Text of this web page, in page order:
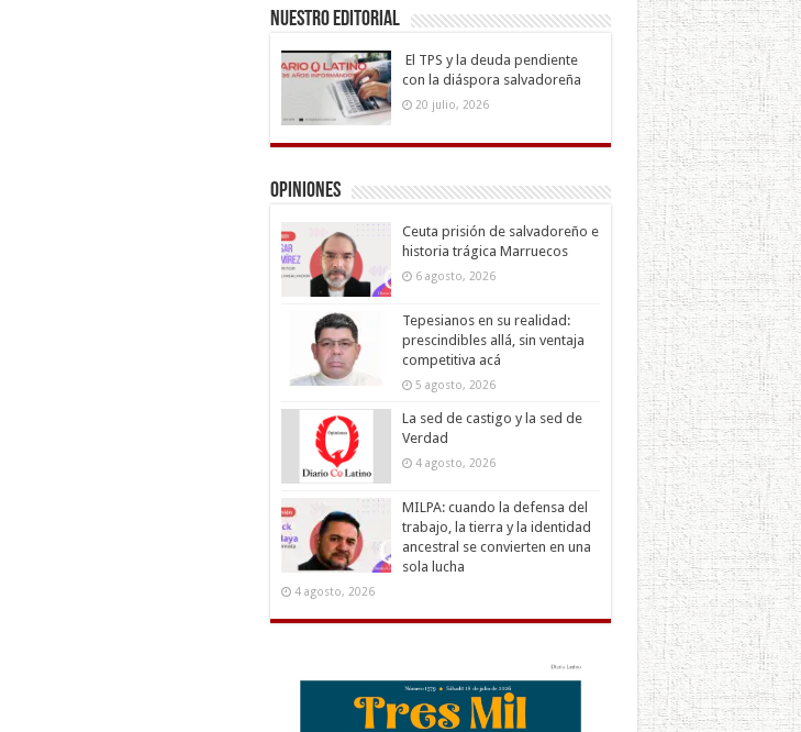
Nuestro Editorial
El TPS y la deuda pendiente
con la diáspora salvadoreña
20 julio, 2026
Opiniones
Ceuta prisión de salvadoreño e
historia trágica Marruecos
6 agosto, 2026
Tepesianos en su realidad:
prescindibles allá, sin ventaja
competitiva acá
5 agosto, 2026
La sed de castigo y la sed de
Verdad
4 agosto, 2026
MILPA: cuando la defensa del
trabajo, la tierra y la identidad
ancestral se convierten en una
sola lucha
4 agosto, 2026